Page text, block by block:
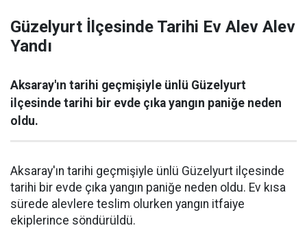
Güzelyurt İlçesinde Tarihi Ev Alev Alev
Yandı
Aksaray'ın tarihi geçmişiyle ünlü Güzelyurt
ilçesinde tarihi bir evde çıka yangın paniğe neden
oldu.
Aksaray'ın tarihi geçmişiyle ünlü Güzelyurt ilçesinde
tarihi bir evde çıka yangın paniğe neden oldu. Ev kısa
sürede alevlere teslim olurken yangın itfaiye
ekiplerince söndürüldü.